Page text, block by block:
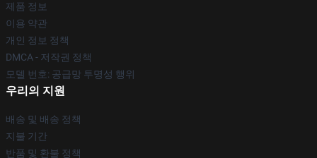
제품 정보
이용 약관
개인 정보 정책
DMCA - 저작권 정책
모델 번호: 공급망 투명성 행위
우리의 지원
배송 및 배송 정책
지불 기간
반품 및 환불 정책